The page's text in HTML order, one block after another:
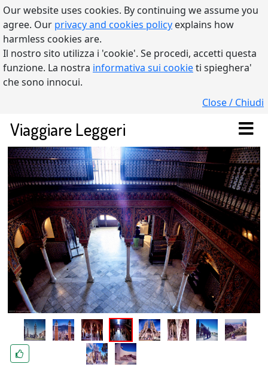
Our website uses cookies. By continuing we assume you
agree. Our privacy and cookies policy explains how
harmless cookies are.
Il nostro sito utilizza i 'cookie'. Se procedi, accetti questa
funzione. La nostra informativa sui cookieti spieghera'
che sono innocui.
Close / Chiudi
Viaggiare Leggeri